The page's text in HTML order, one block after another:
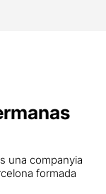
una companyia
formada